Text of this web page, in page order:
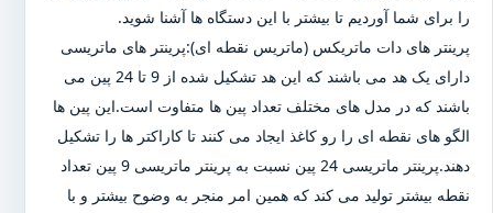
را برای شما آوردیم تا بیشتر با این دستگاه ها آشنا شوید.
پرینتر های دات ماتریکس (ماتریس نقطه ای):پرینتر های ماتریسی
دارای یک هد می باشند که این هد تشکیل شده از 9 تا 24 پین می
باشند که در مدل های مختلف تعداد پین ها متفاوت است.این پین ها
الگو های نقطه ای را رو کاغذ ایجاد می کنند تا کاراکتر ها را تشکیل
دهند.پرینتر ماتریسی 24 پین نسبت به پرینتر ماتریسی 9 پین تعداد
نقطه بیشتر تولید می کند که همین امر منجر به وضوح بیشتر و با